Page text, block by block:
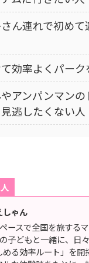
ん連れで初めて
効率よくパーク
アンパンマンの
逃したくない人
しゃん
ースで全国を旅するマ
子どもと一緒に、日
める効率ルート」を開